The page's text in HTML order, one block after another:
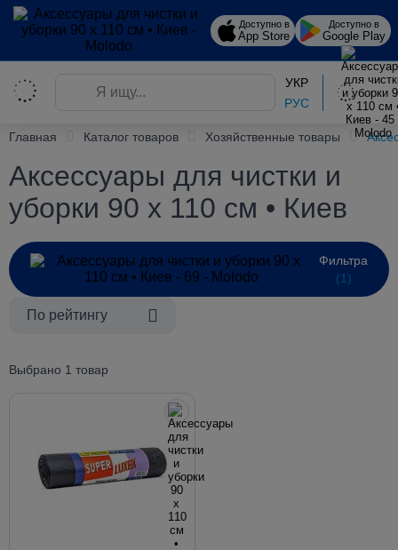
Доступно в
App Store
Доступно в
Google Play
УКР
РУС
Главная Каталог товаров Хозяйственные товары
Аксессуары для чистки и
уборки 90 х 110 см • Киев
Фильтра
(1)
По рейтингу
Выбрано 1 товар